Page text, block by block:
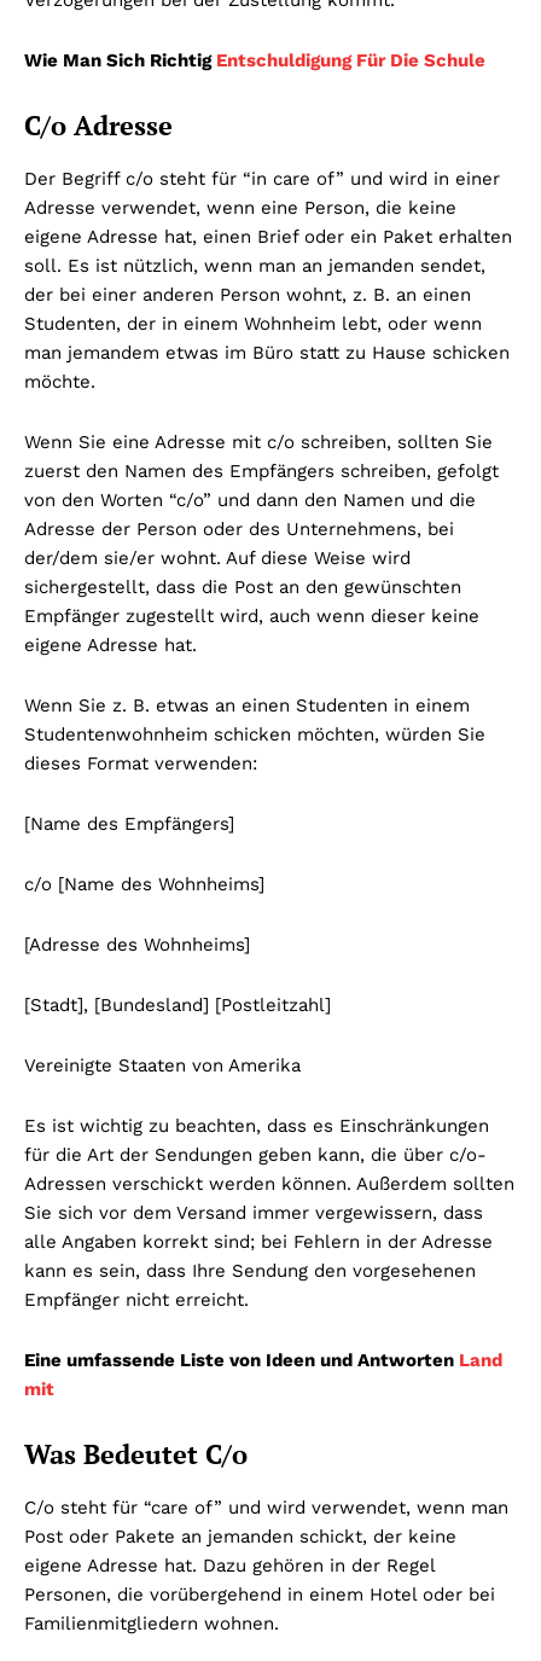
Wie Man Sich Richtig Entschuldigung Für Die Schule
C/o Adresse
Der Begriff c/o steht für “in care of” und wird in einer
Adresse verwendet, wenn eine Person, die keine
eigene Adresse hat, einen Brief oder ein Paket erhalten
soll. Es ist nützlich, wenn man an jemanden sendet,
der bei einer anderen Person wohnt, z. B. an einen
Studenten, der in einem Wohnheim lebt, oder wenn
man jemandem etwas im Büro statt zu Hause schicken
möchte.
Wenn Sie eine Adresse mit c/o schreiben, sollten Sie
zuerst den Namen des Empfängers schreiben, gefolgt
von den Worten “c/o” und dann den Namen und die
Adresse der Person oder des Unternehmens, bei
der/dem sie/er wohnt. Auf diese Weise wird
sichergestellt, dass die Post an den gewünschten
Empfänger zugestellt wird, auch wenn dieser keine
eigene Adresse hat.
Wenn Sie z. B. etwas an einen Studenten in einem
Studentenwohnheim schicken möchten, würden Sie
dieses Format verwenden:
[Name des Empfängers]
c/o [Name des Wohnheims]
[Adresse des Wohnheims]
[Stadt], [Bundesland] [Postleitzahl]
Vereinigte Staaten von Amerika
Es ist wichtig zu beachten, dass es Einschränkungen
für die Art der Sendungen geben kann, die über c/o-
Adressen verschickt werden können. Außerdem sollten
Sie sich vor dem Versand immer vergewissern, dass
alle Angaben korrekt sind; bei Fehlern in der Adresse
kann es sein, dass Ihre Sendung den vorgesehenen
Empfänger nicht erreicht.
Eine umfassende Liste von Ideen und Antworten Land
mit
Was Bedeutet C/o
C/o steht für “care of” und wird verwendet, wenn man
Post oder Pakete an jemanden schickt, der keine
eigene Adresse hat. Dazu gehören in der Regel
Personen, die vorübergehend in einem Hotel oder bei
Familienmitgliedern wohnen.